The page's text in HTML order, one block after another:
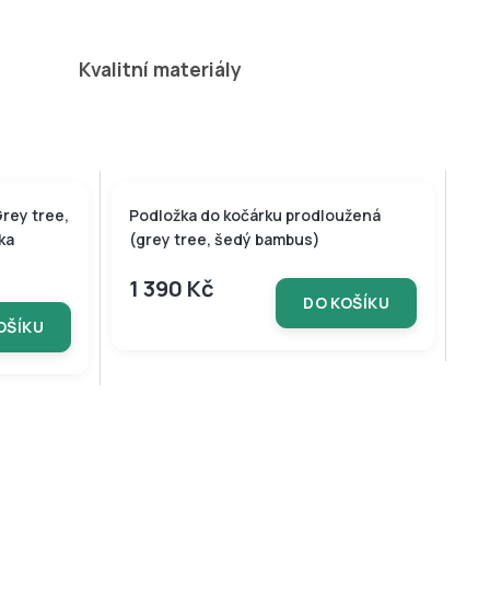
Kvalitní materiály
tree,
BAMBUSOVÁ KOLEKCE
Podložka do kočárku prodloužená
(grey tree, šedý bambus)
1 390 Kč DO KOŠÍKU